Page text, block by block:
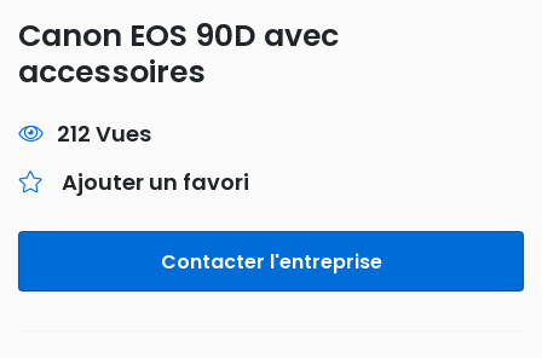
Canon EOS 90D avec
accessoires
212 Vues
Ajouter un favori
Contacter l'entreprise